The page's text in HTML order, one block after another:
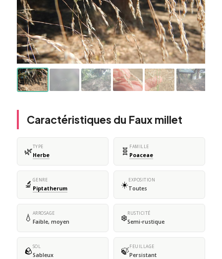
Caractéristiques du Faux millet
🌿TYPE
Herbe 🧬 FAMILLE
Poaceae
🔬 GENRE
Piptatherum ☀️EXPOSITION
Toutes
💧 ARROSAGE
Faible, moyen ❄️RUSTICITÉ
Semi-rustique
🪨SOL
Sableux 🍃FEUILLAGE
Persistant